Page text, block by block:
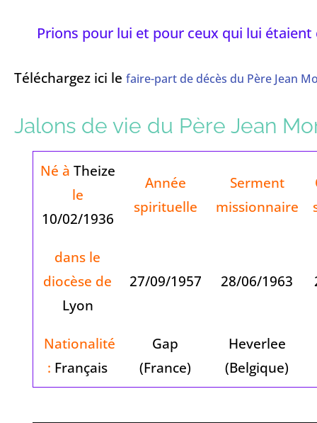
Prions pour lui et pour ceux qui lui étaient
Téléchargez ici le faire-part de décès du Père Jean
Jalons de vie du Père Jean
Né à Theize
le
10/02/1936
Année
spirituelle
Serment
missionnaire
dans le
diocèse de
Lyon
27/09/1957 28/06/1963
Nationalité
: Français
Gap
(France)
Heverlee
(Belgique)